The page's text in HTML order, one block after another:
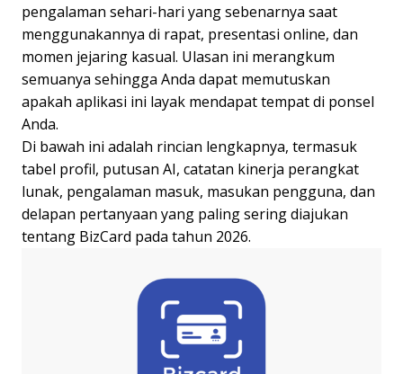
pengalaman sehari-hari yang sebenarnya saat
menggunakannya di rapat, presentasi online, dan
momen jejaring kasual. Ulasan ini merangkum
semuanya sehingga Anda dapat memutuskan
apakah aplikasi ini layak mendapat tempat di ponsel
Anda.
Di bawah ini adalah rincian lengkapnya, termasuk
tabel profil, putusan AI, catatan kinerja perangkat
lunak, pengalaman masuk, masukan pengguna, dan
delapan pertanyaan yang paling sering diajukan
tentang BizCard pada tahun 2026.